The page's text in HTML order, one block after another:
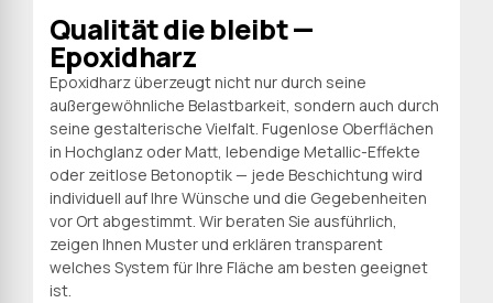
Qualität die bleibt —
Epoxidharz
Epoxidharz überzeugt nicht nur durch seine
außergewöhnliche Belastbarkeit, sondern auch durch
seine gestalterische Vielfalt. Fugenlose Oberflächen
in Hochglanz oder Matt, lebendige Metallic-Effekte
oder zeitlose Betonoptik — jede Beschichtung wird
individuell auf Ihre Wünsche und die Gegebenheiten
vor Ort abgestimmt. Wir beraten Sie ausführlich,
zeigen Ihnen Muster und erklären transparent
welches System für Ihre Fläche am besten geeignet
ist.